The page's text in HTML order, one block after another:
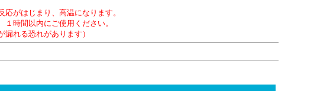
がはじまり、高温になります。
時間以内にご使用ください。
れる恐れがあります）